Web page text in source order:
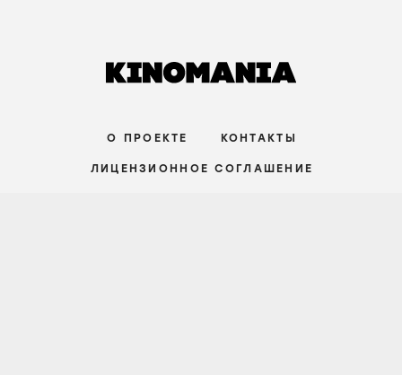
математическая заумь и убой скота в
фильмах Холлиса Фрэмптона